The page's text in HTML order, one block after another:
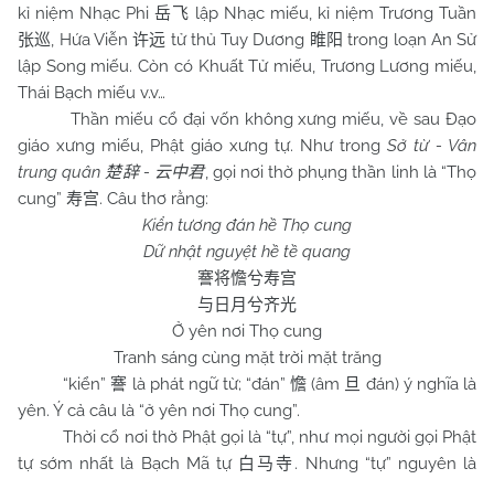
kỉ niệm Nhạc Phi 岳飞 lập Nhạc miếu, kỉ niệm Trương Tuần
张巡, Hứa Viễn许远 tử thủ Tuy Dương 睢阳 trong loạn An Sử
lập Song miếu. Còn có Khuất Tử miếu, Trương Lương miếu,
Thái Bạch miếu v.v…
Thần miếu cổ đại vốn không xưng miếu, về sau Đạo
giáo xưng miếu, Phật giáo xưng tự. Như trong Sở từ - Vân
trung quân 楚辞- 云中君, gọi nơi thờ phụng thần linh là “Thọ
cung” 寿宫. Câu thơ rằng:
Kiển tương đán hề Thọ cung
Dữ nhật nguyệt hề tề quang
謇将憺兮寿宫
与日月兮齐光
Ở yên nơi Thọ cung
Tranh sáng cùng mặt trời mặt trăng
“kiển”謇 là phát ngữ từ; “đán”憺 (âm 旦 đán) ý nghĩa là
yên. Ý cả câu là “ở yên nơi Thọ cung”.
Thời cổ nơi thờ Phật gọi là “tự”, như mọi người gọi Phật
tự sớm nhất là Bạch Mã tự 白马寺. Nhưng “tự” nguyên là